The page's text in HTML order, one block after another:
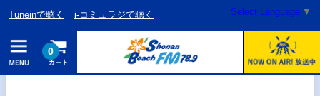
Tuneinで聴く i-コミュラジで聴く Select Language ▼
0